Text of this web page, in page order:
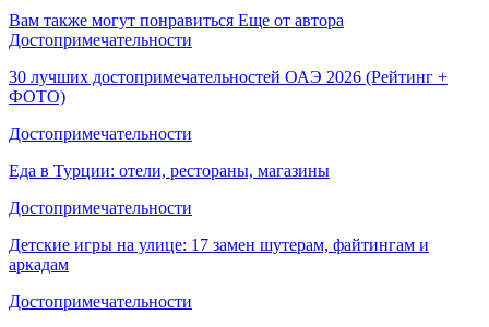
Вам также могут понравиться Еще от автора
Достопримечательности
30 лучших достопримечательностей ОАЭ 2026 (Рейтинг +
ФОТО)
Достопримечательности
Еда в Турции: отели, рестораны, магазины
Достопримечательности
Детские игры на улице: 17 замен шутерам, файтингам и
аркадам
Достопримечательности